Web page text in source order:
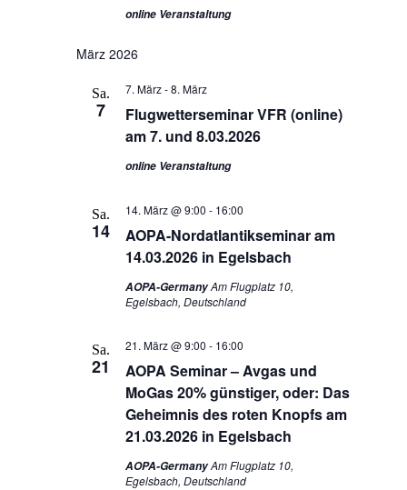
online Veranstaltung
März 2026
Sa.
7
Flugwetterseminar VFR (online)
am 7. und 8.03.2026
7. März-8. März
online Veranstaltung
Sa.
14
AOPA-Nordatlantikseminar am
14.03.2026 in Egelsbach
14. März @ 9:00 - 16:00
AOPA-GermanyAm Flugplatz 10,
Egelsbach, Deutschland
Sa.
21
AOPA Seminar – Avgas und
MoGas 20% günstiger, oder: Das
Geheimnis des roten Knopfs am
21.03.2026 in Egelsbach
21. März @ 9:00 - 16:00
AOPA-GermanyAm Flugplatz 10,
Egelsbach, Deutschland